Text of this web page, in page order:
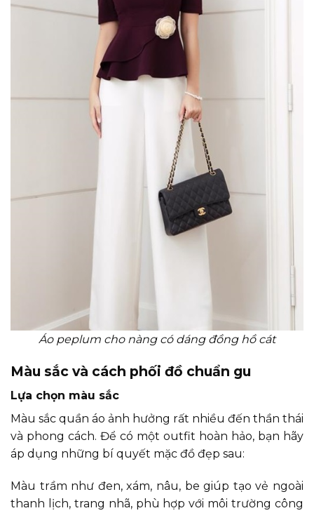
Áo peplum cho nàng có dáng đồng hồ cát
Màu sắc và cách phối đồ chuẩn gu
Lựa chọn màu sắc
Màu sắc quần áo ảnh hưởng rất nhiều đến thần thái
và phong cách. Để có một outfit hoàn hảo, bạn hãy
áp dụng những bí quyết mặc đồ đẹp sau:
Màu trầm như đen, xám, nâu, be giúp tạo vẻ ngoài
thanh lịch, trang nhã, phù hợp với môi trường công